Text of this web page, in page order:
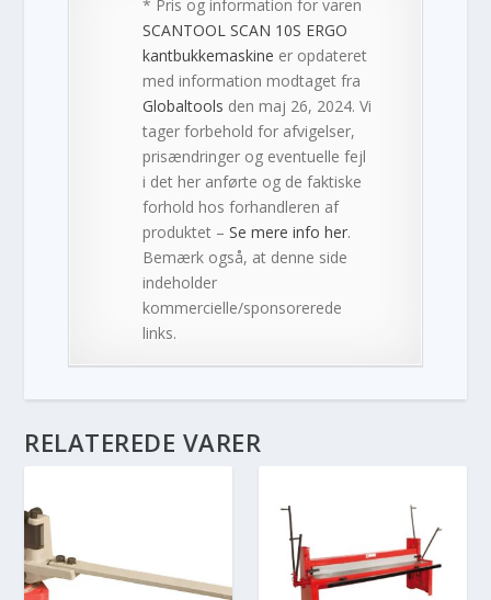
* Pris og information for varen
SCANTOOL SCAN 10S ERGO
kantbukkemaskine er opdateret
med information modtaget fra
Globaltools den maj 26, 2024. Vi
tager forbehold for afvigelser,
prisændringer og eventuelle fejl
i det her anførte og de faktiske
forhold hos forhandleren af
produktet –Se mere info her.
Bemærk også, at denne side
indeholder
kommercielle/sponsorerede
links.
RELATEREDE VARER